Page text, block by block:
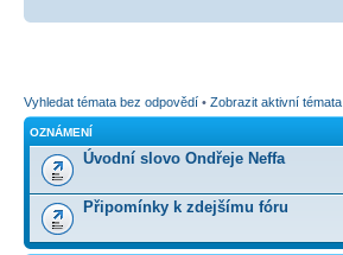
Vyhledat témata bez odpovědí • Zobrazit aktivní témata
OZNÁMENÍ
Úvodní slovo Ondřeje Neffa
Připomínky k zdejšímu fóru